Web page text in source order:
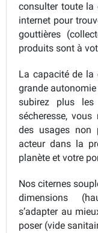
consulter toute la
internet pour
gouttières
produits sont à
La capacité de la
grande
subirez plus les
sécheresse, vous
des usages non
acteur dans la
planète et votre
Nos citernes
dimensions
s’adapter au
poser (vide